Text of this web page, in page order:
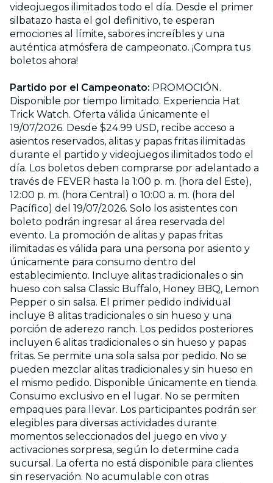
videojuegos ilimitados todo el día. Desde el primer
silbatazo hasta el gol definitivo, te esperan
emociones al límite, sabores increíbles y una
auténtica atmósfera de campeonato. ¡Compra tus
boletos ahora!
Partido por el Campeonato: PROMOCIÓN.
Disponible por tiempo limitado. Experiencia Hat
Trick Watch. Oferta válida únicamente el
19/07/2026. Desde $24.99 USD, recibe acceso a
asientos reservados, alitas y papas fritas ilimitadas
durante el partido y videojuegos ilimitados todo el
día. Los boletos deben comprarse por adelantado a
través de FEVER hasta la 1:00 p. m. (hora del Este),
12:00 p. m. (hora Central) o 10:00 a. m. (hora del
Pacífico) del 19/07/2026. Solo los asistentes con
boleto podrán ingresar al área reservada del
evento. La promoción de alitas y papas fritas
ilimitadas es válida para una persona por asiento y
únicamente para consumo dentro del
establecimiento. Incluye alitas tradicionales o sin
hueso con salsa Classic Buffalo, Honey BBQ, Lemon
Pepper o sin salsa. El primer pedido individual
incluye 8 alitas tradicionales o sin hueso y una
porción de aderezo ranch. Los pedidos posteriores
incluyen 6 alitas tradicionales o sin hueso y papas
fritas. Se permite una sola salsa por pedido. No se
pueden mezclar alitas tradicionales y sin hueso en
el mismo pedido. Disponible únicamente en tienda.
Consumo exclusivo en el lugar. No se permiten
empaques para llevar. Los participantes podrán ser
elegibles para diversas actividades durante
momentos seleccionados del juego en vivo y
activaciones sorpresa, según lo determine cada
sucursal. La oferta no está disponible para clientes
sin reservación. No acumulable con otras